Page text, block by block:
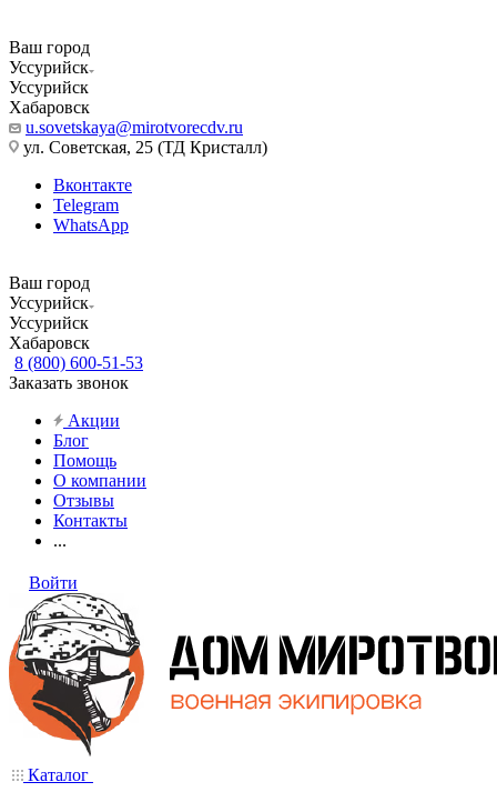
Ваш город
Уссурийск
Уссурийск
Хабаровск
u.sovetskaya@mirotvorecdv.ru
ул. Советская, 25 (ТД Кристалл)
Вконтакте
Telegram
WhatsApp
Ваш город
Уссурийск
Уссурийск
Хабаровск
8 (800) 600-51-53
Заказать звонок
Акции
Блог
Помощь
О компании
Отзывы
Контакты
...
Войти
Каталог